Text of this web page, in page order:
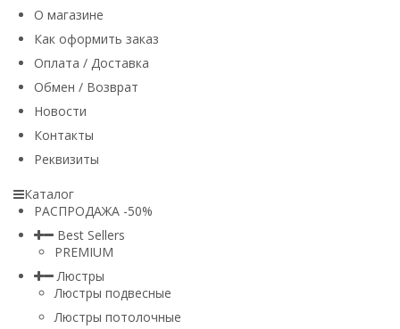
О магазине
Как оформить заказ
Оплата / Доставка
Обмен / Возврат
Новости
Контакты
Реквизиты
Каталог
РАСПРОДАЖА -50%
Best Sellers
PREMIUM
Люстры
Люстры подвесные
Люстры потолочные